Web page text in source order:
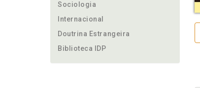
Sociologia
Internacional
Doutrina Estrangeira
Biblioteca IDP